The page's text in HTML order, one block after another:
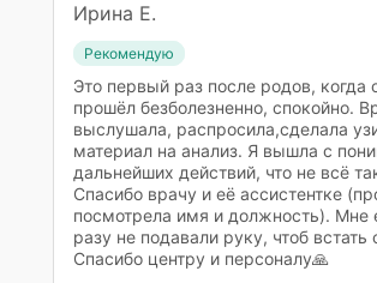
Ирина Е.
Рекомендую
Это первый раз после родов, когда
прошёл безболезненно, спокойно.
выслушала, распросила,сделала
материал на анализ. Я вышла с
дальнейших действий, что не всё
Спасибо врачу и её ассистентке
посмотрела имя и должность). Мне
разу не подавали руку, чтоб встать
Спасибо центру и персоналу🙏